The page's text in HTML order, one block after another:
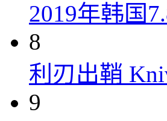
2019年韩国
8
利刃出鞘
9